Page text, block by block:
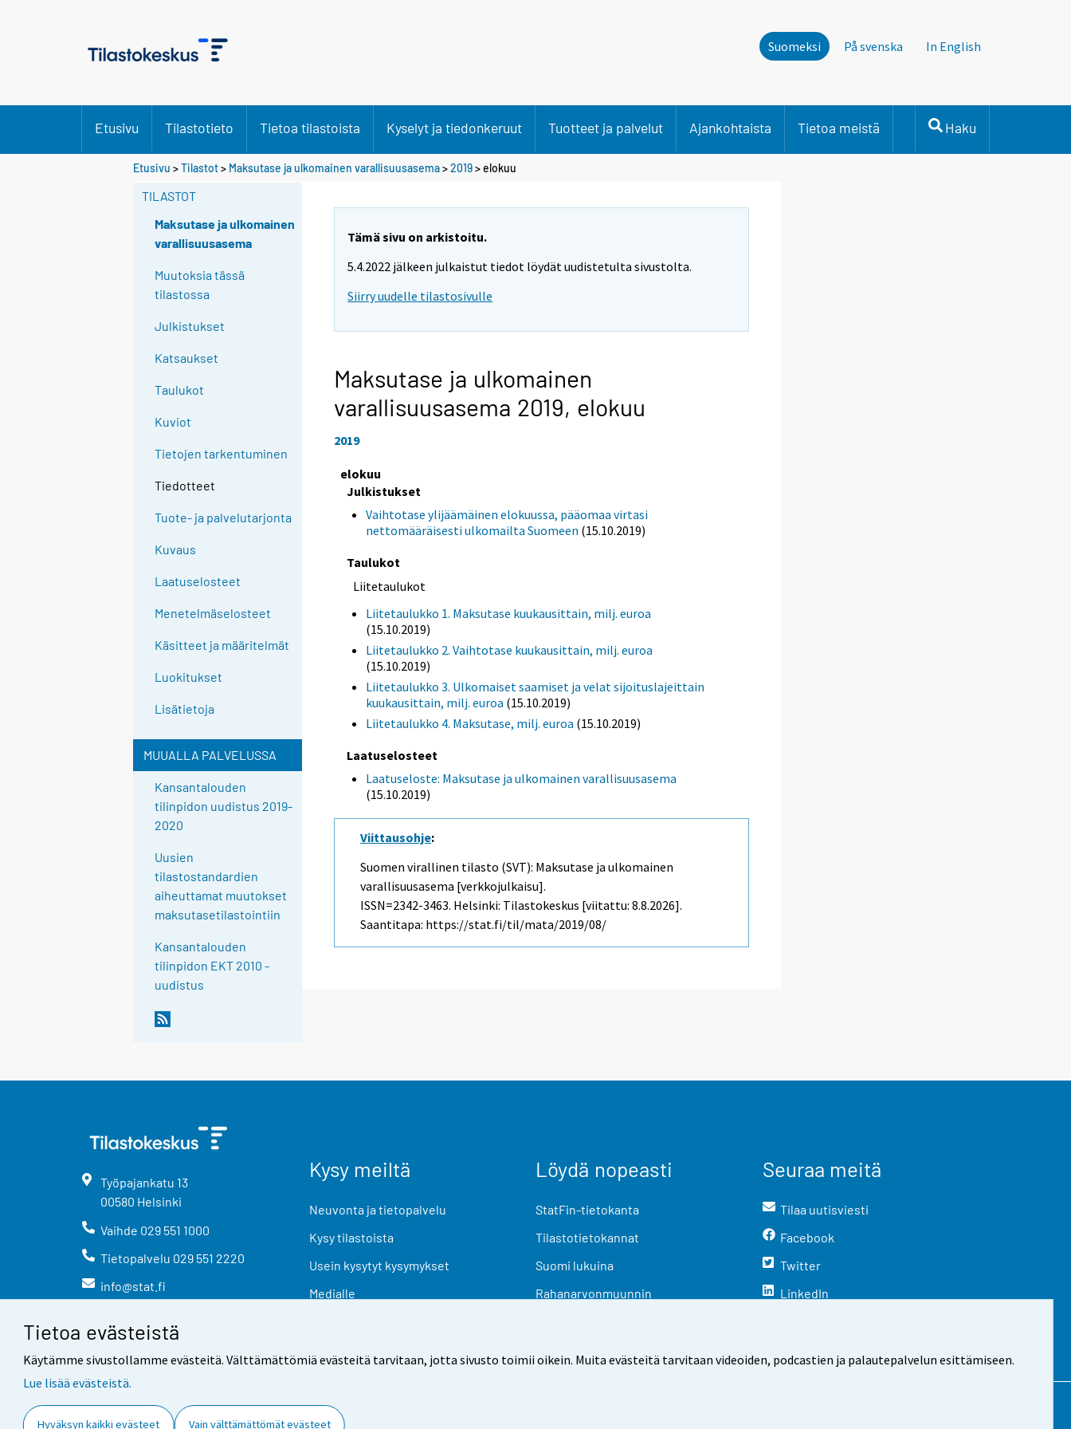
Tietoa evästeistä
Käytämme sivustollamme evästeitä. Välttämättömiä evästeitä tarvitaan, jotta sivusto toimii oikein. Muita evästeitä tarvitaan videoiden, podcastien ja palautepalvelun esittämiseen.
Lue lisää evästeistä.
Hyväksyn kaikki evästeet Vain välttämättömät evästeet
Suomeksi På svenska In English
Etusivu Tilastotieto Tietoa tilastoista Kyselyt ja tiedonkeruut Tuotteet ja palvelut Ajankohtaista Tietoa meistä Haku
Etusivu >Tilastot> Maksutase ja ulkomainen varallisuusasema>2019>elokuu
TILASTOT
Maksutase ja ulkomainen
varallisuusasema
Muutoksia tässä
tilastossa
Julkistukset
Katsaukset
Taulukot
Kuviot
Tietojen tarkentuminen
Tiedotteet
Tuote- ja palvelutarjonta
Kuvaus
Laatuselosteet
Menetelmäselosteet
Käsitteet ja määritelmät
Luokitukset
Lisätietoja
MUUALLA PALVELUSSA
Kansantalouden
tilinpidon uudistus 2019-
2020
Uusien
tilastostandardien
aiheuttamat muutokset
maksutasetilastointiin
Kansantalouden
tilinpidon EKT 2010 -
uudistus
Tämä sivu on arkistoitu.
5.4.2022 jälkeen julkaistut tiedot löydät uudistetulta sivustolta.
Siirry uudelle tilastosivulle
Maksutase ja ulkomainen
varallisuusasema 2019, elokuu
2019
elokuu
Julkistukset
Vaihtotase ylijäämäinen elokuussa, pääomaa virtasi
nettomääräisesti ulkomailta Suomeen (15.10.2019)
Taulukot
Liitetaulukot
Liitetaulukko 1. Maksutase kuukausittain, milj. euroa
(15.10.2019)
Liitetaulukko 2. Vaihtotase kuukausittain, milj. euroa
(15.10.2019)
Liitetaulukko 3. Ulkomaiset saamiset ja velat sijoituslajeittain
kuukausittain, milj. euroa (15.10.2019)
Liitetaulukko 4. Maksutase, milj. euroa (15.10.2019)
Laatuselosteet
Laatuseloste: Maksutase ja ulkomainen varallisuusasema
(15.10.2019)
Viittausohje:
Suomen virallinen tilasto (SVT): Maksutase ja ulkomainen
varallisuusasema [verkkojulkaisu].
ISSN=2342-3463. Helsinki: Tilastokeskus [viitattu: 8.8.2026].
Saantitapa: https://stat.fi/til/mata/2019/08/
Työpajankatu 13
00580 Helsinki
Vaihde 029 551 1000
Tietopalvelu 029 551 2220
info@stat.fi
Kysy meiltä
Neuvonta ja tietopalvelu
Kysy tilastoista
Usein kysytyt kysymykset
Medialle
Löydä nopeasti
StatFin-tietokanta
Tilastotietokannat
Suomi lukuina
Rahanarvonmuunnin
Seuraa meitä
Tilaa uutisviesti
Facebook
Twitter
LinkedIn
Yhteystiedot Palaute